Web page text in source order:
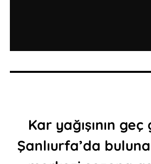
Kar yağışının
Şanlıurfa’da